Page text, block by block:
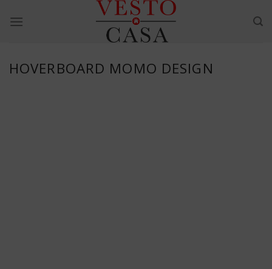
HOVERBOARD MOMO DESIGN